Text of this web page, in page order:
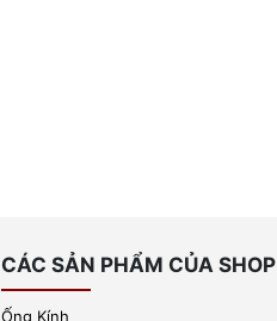
CÁC SẢN PHẨM CỦA SHOP
Ống Kính